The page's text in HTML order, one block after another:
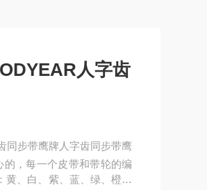
人字齿
同步带鹰牌人字齿同步带鹰
，每一个皮带和带轮的编
黄、白、紫、蓝、绿、橙和